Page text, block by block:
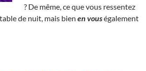
? De même, ce que vous ressentez
de nuit, mais bien en vouségalement